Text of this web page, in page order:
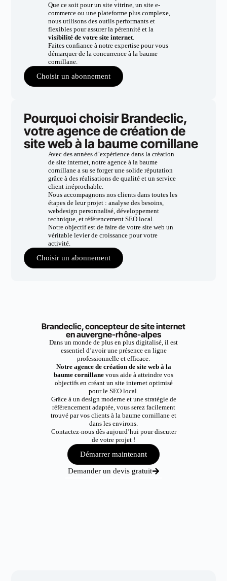
Que ce soit pour un site vitrine, un site e-
commerce ou une plateforme plus complexe,
nous utilisons des outils performants et
flexibles pour assurer la pérennité et la
visibilité de votre site internet.
Faites confiance à notre expertise pour vous
démarquer de la concurrence à la baume
cornillane.
Choisir un abonnement
Pourquoi choisir Brandeclic,
votre agence de création de
site web à la baume cornillane
Avec des années d’expérience dans la création
de site internet, notre agence à la baume
cornillane a su se forger une solide réputation
grâce à des réalisations de qualité et un service
client irréprochable.
Nous accompagnons nos clients dans toutes les
étapes de leur projet : analyse des besoins,
webdesign personnalisé, développement
technique, et référencement SEO local.
Notre objectif est de faire de votre site web un
véritable levier de croissance pour votre
activité.
Choisir un abonnement
Brandeclic, concepteur de site internet
en auvergne-rhône-alpes
Dans un monde de plus en plus digitalisé, il est
essentiel d’avoir une présence en ligne
professionnelle et efficace.
Notre agence de création de site web à la
baume cornillane vous aide à atteindre vos
objectifs en créant un site internet optimisé
pour le SEO local.
Grâce à un design moderne et une stratégie de
référencement adaptée, vous serez facilement
trouvé par vos clients à la baume cornillane et
dans les environs.
Contactez-nous dès aujourd’hui pour discuter
de votre projet !
Démarrer maintenant
Demander un devis gratuit